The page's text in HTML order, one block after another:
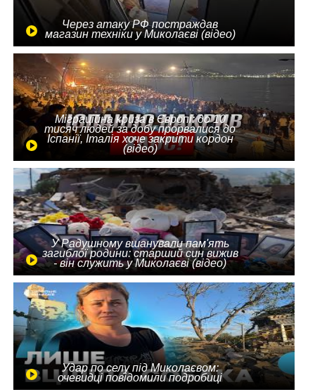
Через атаку РФ постраждав
магазин техніки у Миколаєві (відео)
Міграційна криза в Європі: до 10
тисяч людей за добу прорвалися до
Іспанії, Італія хоче закрити кордон
(відео)
У Радушному вшанували пам'ять
загиблої родини: старший син вижив
- він служить у Миколаєві (відео)
Удар по селу під Миколаєвом:
очевидці повідомили подробиці